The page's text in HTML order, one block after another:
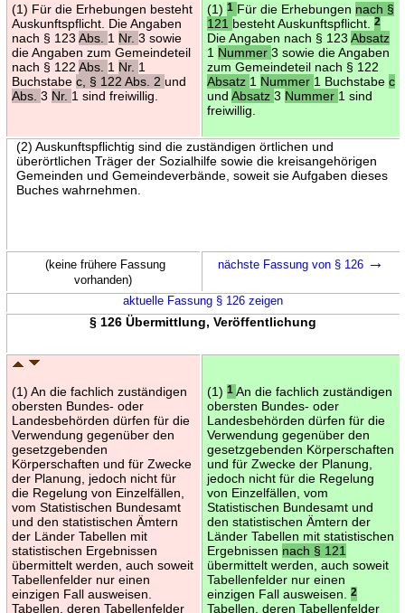
(1) Für die Erhebungen besteht
Auskunftspflicht. Die Angaben
nach § 123 Abs. 1 Nr. 3 sowie
die Angaben zum Gemeindeteil
nach § 122 Abs. 1 Nr. 1
Buchstabe c, § 122 Abs. 2 und
Abs. 3 Nr. 1 sind freiwillig.
(1) 1 Für die Erhebungen nach §
121 besteht Auskunftspflicht. 2
Die Angaben nach § 123 Absatz
1 Nummer 3 sowie die Angaben
zum Gemeindeteil nach § 122
Absatz 1 Nummer 1 Buchstabe c
und Absatz 3 Nummer 1 sind
freiwillig.
(2) Auskunftspflichtig sind die zuständigen örtlichen und
überörtlichen Träger der Sozialhilfe sowie die kreisangehörigen
Gemeinden und Gemeindeverbände, soweit sie Aufgaben dieses
Buches wahrnehmen.
(keine frühere Fassung
vorhanden)
nächste Fassung von § 126 →
aktuelle Fassung § 126 zeigen
§ 126 Übermittlung, Veröffentlichung
(1) An die fachlich zuständigen
obersten Bundes- oder
Landesbehörden dürfen für die
Verwendung gegenüber den
gesetzgebenden
Körperschaften und für Zwecke
der Planung, jedoch nicht für
die Regelung von Einzelfällen,
vom Statistischen Bundesamt
und den statistischen Ämtern
der Länder Tabellen mit
statistischen Ergebnissen
übermittelt werden, auch soweit
Tabellenfelder nur einen
einzigen Fall ausweisen.
Tabellen, deren Tabellenfelder
(1) 1 An die fachlich zuständigen
obersten Bundes- oder
Landesbehörden dürfen für die
Verwendung gegenüber den
gesetzgebenden Körperschaften
und für Zwecke der Planung,
jedoch nicht für die Regelung
von Einzelfällen, vom
Statistischen Bundesamt und
den statistischen Ämtern der
Länder Tabellen mit statistischen
Ergebnissen nach § 121
übermittelt werden, auch soweit
Tabellenfelder nur einen
einzigen Fall ausweisen.
2
Tabellen, deren Tabellenfelder